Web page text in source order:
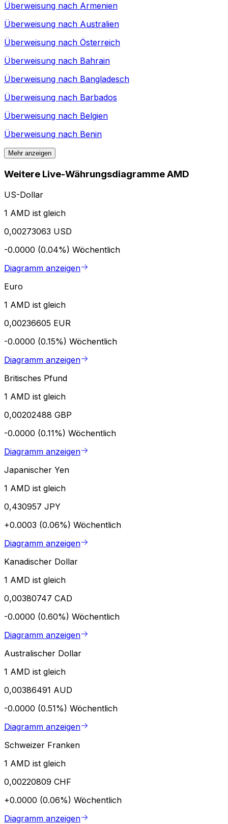
Überweisung nach Armenien
Überweisung nach Australien
Überweisung nach Österreich
Überweisung nach Bahrain
Überweisung nach Bangladesch
Überweisung nach Barbados
Überweisung nach Belgien
Überweisung nach Benin
Mehr anzeigen
Weitere Live-Währungsdiagramme AMD
US-Dollar
1 AMD ist gleich
0,00273063 USD
-0.0000 (0.04%) Wöchentlich
Diagramm anzeigen
Euro
1 AMD ist gleich
0,00236605 EUR
-0.0000 (0.15%) Wöchentlich
Diagramm anzeigen
Britisches Pfund
1 AMD ist gleich
0,00202488 GBP
-0.0000 (0.11%) Wöchentlich
Diagramm anzeigen
Japanischer Yen
1 AMD ist gleich
0,430957 JPY
+0.0003 (0.06%) Wöchentlich
Diagramm anzeigen
Kanadischer Dollar
1 AMD ist gleich
0,00380747 CAD
-0.0000 (0.60%) Wöchentlich
Diagramm anzeigen
Australischer Dollar
1 AMD ist gleich
0,00386491 AUD
-0.0000 (0.51%) Wöchentlich
Diagramm anzeigen
Schweizer Franken
1 AMD ist gleich
0,00220809 CHF
+0.0000 (0.06%) Wöchentlich
Diagramm anzeigen